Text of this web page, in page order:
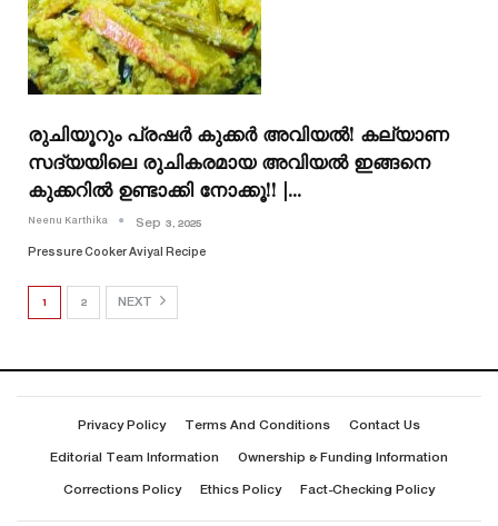
രുചിയൂറും പ്രഷർ കുക്കർ അവിയല്‍! കല്യാണ
സദ്യയിലെ രുചികരമായ അവിയൽ ഇങ്ങനെ
കുക്കറിൽ ഉണ്ടാക്കി നോക്കൂ!! |…
Neenu Karthika Sep 3, 2025
Pressure Cooker Aviyal Recipe
1 2 NEXT
Privacy Policy Terms And Conditions Contact Us
Editorial Team Information Ownership & Funding Information
Corrections Policy Ethics Policy Fact-Checking Policy